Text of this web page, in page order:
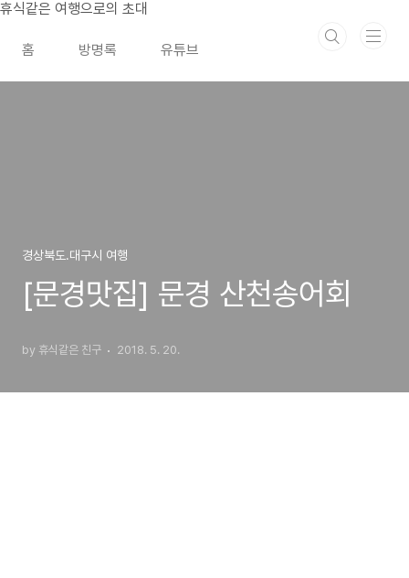
본문 바로가기
휴식같은 여행으로의 초대
홈 방명록 유튜브
경상북도.대구시 여행
[문경맛집] 문경 산천송어회
by 휴식같은 친구 2018. 5. 20.